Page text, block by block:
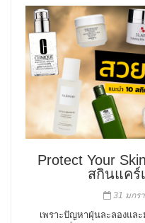
Protect Your
สกินแคร์
31 มกรา
เพราะปัญหาฝุ่นละลองแล